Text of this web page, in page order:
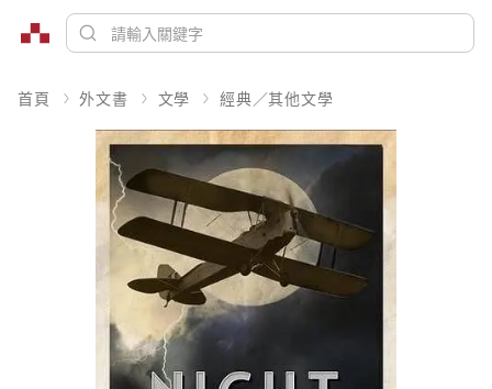
首頁 外文書 文學 經典／其他文學